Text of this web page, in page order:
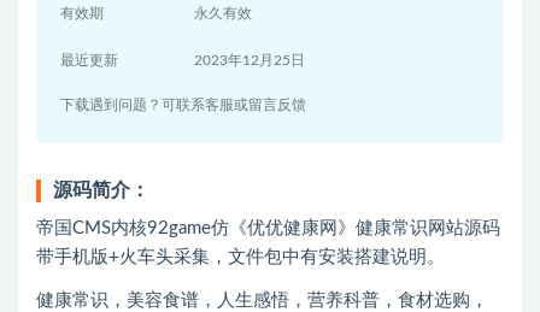
有效期 永久有效
最近更新 2023年12月25日
下载遇到问题？可联系客服或留言反馈
源码简介：
帝国CMS内核92game仿《优优健康网》健康常识网站源码
带手机版+火车头采集，文件包中有安装搭建说明。
健康常识，美容食谱，人生感悟，营养科普，食材选购，